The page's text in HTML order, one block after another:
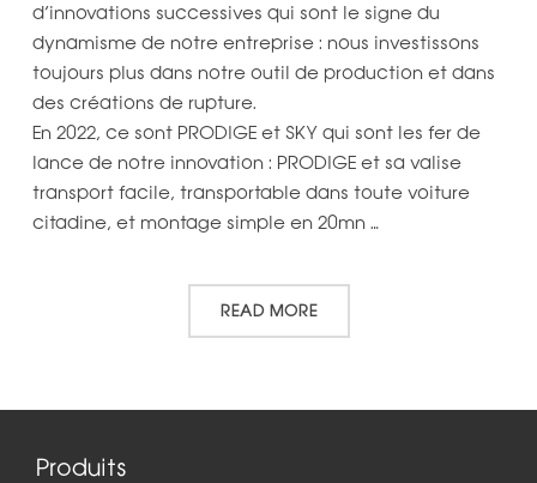
d’innovations successives qui sont le signe du
dynamisme de notre entreprise : nous investissons
toujours plus dans notre outil de production et dans
des créations de rupture.
En 2022, ce sont PRODIGE et SKY qui sont les fer de
lance de notre innovation : PRODIGE et sa valise
transport facile, transportable dans toute voiture
citadine, et montage simple en 20mn …
READ MORE
Produits